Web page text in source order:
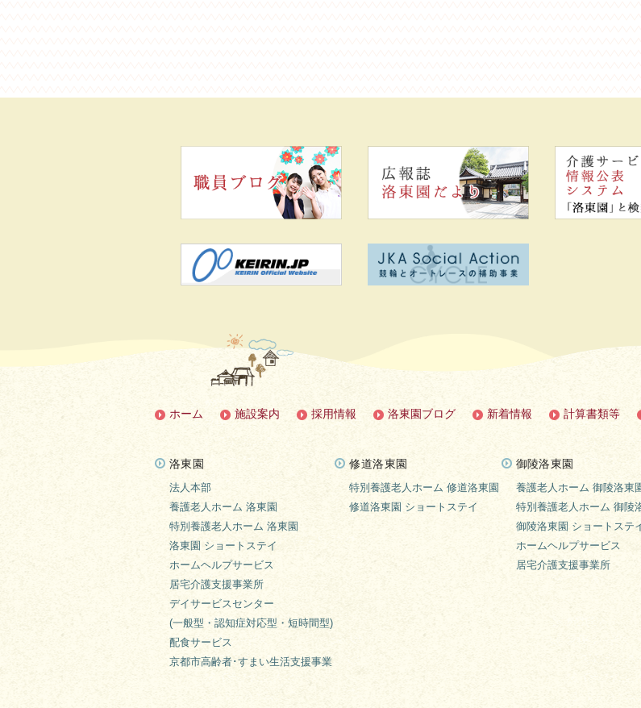
ホーム 施設案内 採用情報 洛東園ブログ 新着情報 計算書類等
洛東園
法人本部
養護老人ホーム 洛東園
特別養護老人ホーム 洛東園
洛東園 ショートステイ
ホームヘルプサービス
居宅介護支援事業所
デイサービスセンター
(一般型・認知症対応型・短時間型)
配食サービス
京都市高齢者･すまい生活支援事業
修道洛東園
特別養護老人ホーム 修道洛東園
修道洛東園 ショートステイ
御陵洛東園
養護老人ホーム 御陵洛東
特別養護老人ホーム 御陵
御陵洛東園 ショートステ
ホームヘルプサービス
居宅介護支援事業所